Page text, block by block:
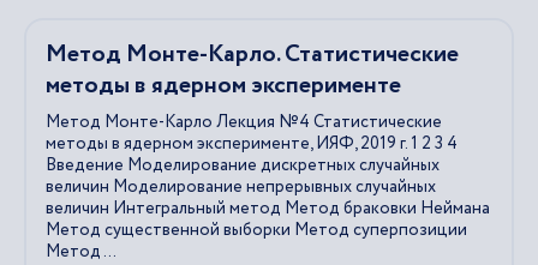
Метод Монте-Карло. Статистические
методы в ядерном эксперименте
Метод Монте-Карло Лекция №4 Статистические
методы в ядерном эксперименте, ИЯФ, 2019 г. 1 2 3 4
Введение Моделирование дискретных случайных
величин Моделирование непрерывных случайных
величин Интегральный метод Метод браковки Неймана
Метод существенной выборки Метод суперпозиции
Метод ...